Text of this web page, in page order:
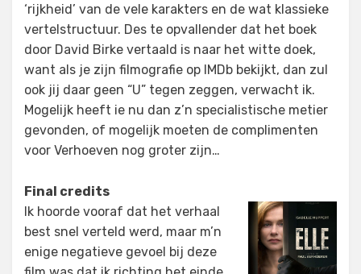
‘rijkheid’ van de vele karakters en de wat klassieke
vertelstructuur. Des te opvallender dat het boek
door David Birke vertaald is naar het witte doek,
want als je zijn filmografie op IMDb bekijkt, dan zul
ook jij daar geen “U” tegen zeggen, verwacht ik.
Mogelijk heeft ie nu dan z’n specialistische metier
gevonden, of mogelijk moeten de complimenten
voor Verhoeven nog groter zijn…
Final credits
Ik hoorde vooraf dat het verhaal
best snel verteld werd, maar m’n
enige negatieve gevoel bij deze